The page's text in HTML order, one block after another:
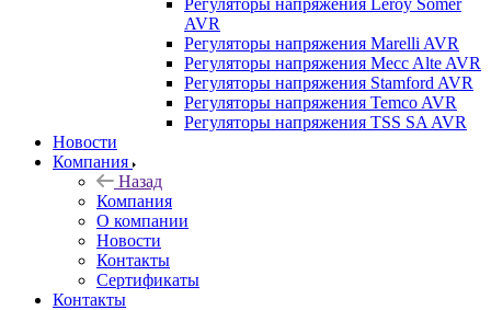
Регуляторы напряжения Leroy Somer
AVR
Регуляторы напряжения Marelli AVR
Регуляторы напряжения Mecc Alte AVR
Регуляторы напряжения Stamford AVR
Регуляторы напряжения Temco AVR
Регуляторы напряжения TSS SA AVR
Новости
Компания
Назад
Компания
О компании
Новости
Контакты
Сертификаты
Контакты